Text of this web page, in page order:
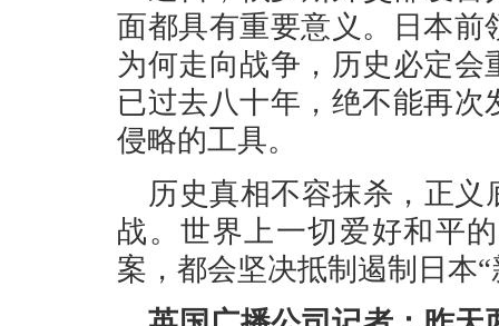
面都具有重要意义。日本
为何走向战争，历史必定
已过去八十年，绝不能再
侵略的工具。
历史真相不容抹杀，正
战。世界上一切爱好和平
案，都会坚决抵制遏制日本